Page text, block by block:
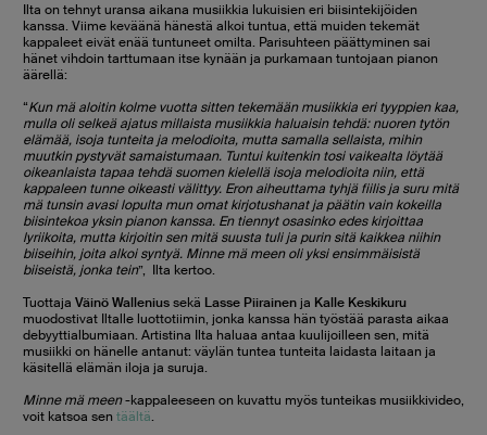
Ilta on tehnyt uransa aikana musiikkia lukuisien eri biisintekijöiden
kanssa. Viime keväänä hänestä alkoi tuntua, että muiden tekemät
kappaleet eivät enää tuntuneet omilta. Parisuhteen päättyminen sai
hänet vihdoin tarttumaan itse kynään ja purkamaan tuntojaan pianon
äärellä:
“Kun mä aloitin kolme vuotta sitten tekemään musiikkia eri tyyppien kaa,
mulla oli selkeä ajatus millaista musiikkia haluaisin tehdä: nuoren tytön
elämää, isoja tunteita ja melodioita, mutta samalla sellaista, mihin
muutkin pystyvät samaistumaan. Tuntui kuitenkin tosi vaikealta löytää
oikeanlaista tapaa tehdä suomen kielellä isoja melodioita niin, että
kappaleen tunne oikeasti välittyy. Eron aiheuttama tyhjä fiilis ja suru mitä
mä tunsin avasi lopulta mun omat kirjotushanat ja päätin vain kokeilla
biisintekoa yksin pianon kanssa. En tiennyt osasinko edes kirjoittaa
lyriikoita, mutta kirjoitin sen mitä suusta tuli ja purin sitä kaikkea niihin
biiseihin, joita alkoi syntyä. Minne mä meen oli yksi ensimmäisistä
biiseistä, jonka tein”, Ilta kertoo.
Tuottaja Väinö Walleniussekä Lasse Piirainen ja Kalle Keskikuru
muodostivat Iltalle luottotiimin, jonka kanssa hän työstää parasta aikaa
debyyttialbumiaan. Artistina Ilta haluaa antaa kuulijoilleen sen, mitä
musiikki on hänelle antanut: väylän tuntea tunteita laidasta laitaan ja
käsitellä elämän iloja ja suruja.
Minne mä meen-kappaleeseen on kuvattu myös tunteikas musiikkivideo,
voit katsoa sen täältä.